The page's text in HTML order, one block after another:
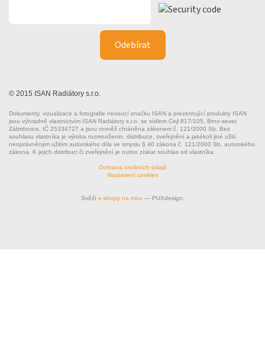
© 2015 ISAN Radiátory s.r.o.
Dokumenty, vizualizace a fotografie nesoucí značku ISAN a prezentující produkty ISAN
jsou výhradně vlastnictvím ISAN Radiátory s.r.o. se sídlem Cejl 817/105, Brno-sever,
Zábrdovice, IČ 25334727 a jsou rovněž chráněna zákonem č. 121/2000 Sb. Bez
souhlasu vlastníka je výroba rozmnoženin, distribuce, zveřejnění a jakékoli jiné užití
neoprávněným užitím autorského díla ve smyslu § 40 zákona č. 121/2000 Sb. autorského
zákona. K jejich distribuci či zveřejnění je nutno získat souhlas od vlastníka.
Ochrana osobních údajů
Nastavení cookies
Svěží e-shopy na míru — PUXdesign.